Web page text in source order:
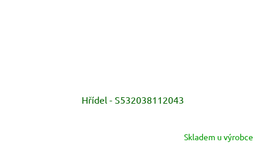
Hřídel - S532038112043
Skladem u výrobce